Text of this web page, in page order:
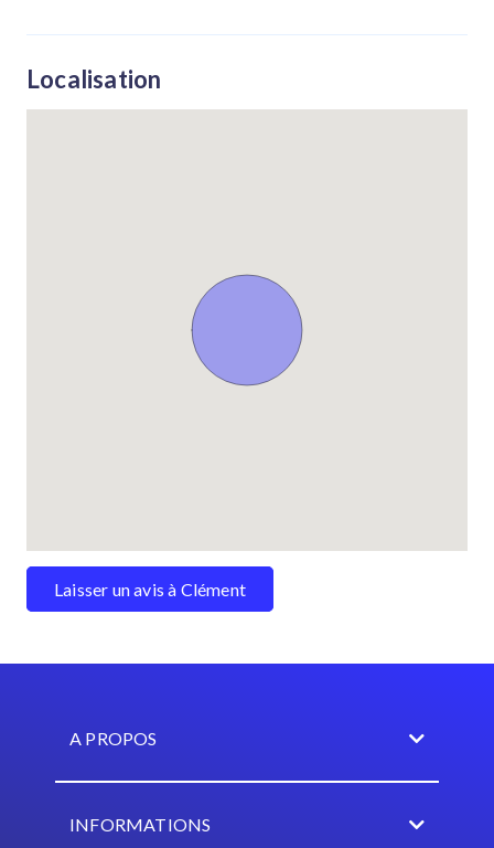
Localisation
Laisser un avis à Clément
A PROPOS
INFORMATIONS